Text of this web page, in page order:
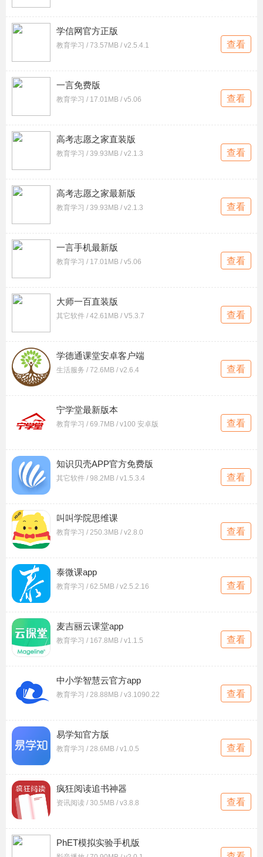
学信网官方正版
教育学习 / 73.57MB / v2.5.4.1 查看
一言免费版
教育学习 / 17.01MB / v5.06 查看
高考志愿之家直装版
教育学习 / 39.93MB / v2.1.3 查看
高考志愿之家最新版
教育学习 / 39.93MB / v2.1.3 查看
一言手机最新版
教育学习 / 17.01MB / v5.06 查看
大师一百直装版
其它软件 / 42.61MB / V5.3.7 查看
学德通课堂安卓客户端
生活服务 / 72.6MB / v2.6.4 查看
宁学堂最新版本
教育学习 / 69.7MB / v100 安卓版 查看
知识贝壳APP官方免费版
其它软件 / 98.2MB / v1.5.3.4 查看
叫叫学院思维课
教育学习 / 250.3MB / v2.8.0 查看
泰微课app
教育学习 / 62.5MB / v2.5.2.16 查看
麦吉丽云课堂app
教育学习 / 167.8MB / v1.1.5 查看
中小学智慧云官方app
教育学习 / 28.88MB / v3.1090.22 查看
易学知官方版
教育学习 / 28.6MB / v1.0.5 查看
疯狂阅读追书神器
资讯阅读 / 30.5MB / v3.8.8 查看
PhET模拟实验手机版